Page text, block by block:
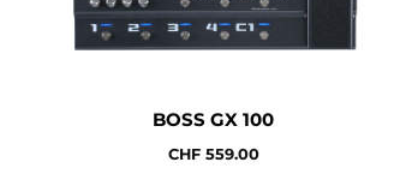
BOSS GX 100
CHF559.00